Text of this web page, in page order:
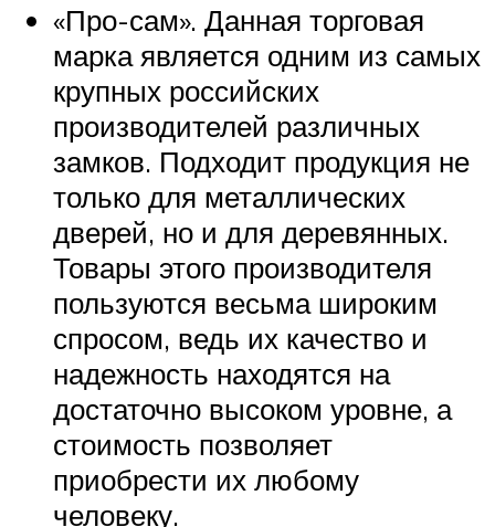
«Про-сам». Данная торговая
марка является одним из самых
крупных российских
производителей различных
замков. Подходит продукция не
только для металлических
дверей, но и для деревянных.
Товары этого производителя
пользуются весьма широким
спросом, ведь их качество и
надежность находятся на
достаточно высоком уровне, а
стоимость позволяет
приобрести их любому
человеку.